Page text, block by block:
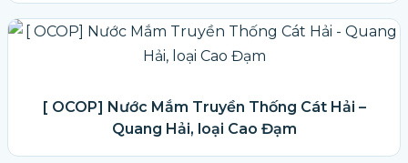
[ OCOP] Nước Mắm Truyền Thống Cát Hải –
Quang Hải, loại Cao Đạm